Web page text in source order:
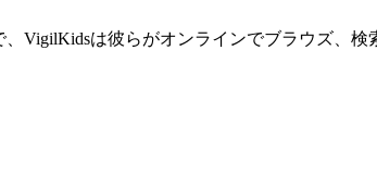
VigilKidsは彼らがオンラインでブラウズ、